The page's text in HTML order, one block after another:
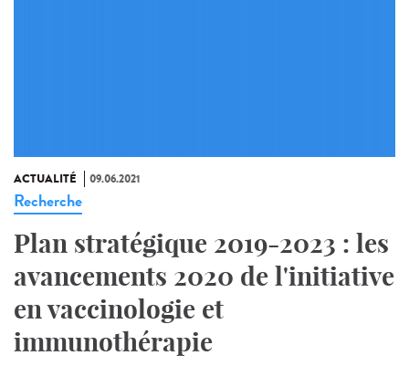
ACTUALITÉ 09.06.2021
Recherche
Plan stratégique 2019-2023 : les
avancements 2020 de l'initiative
en vaccinologie et
immunothérapie